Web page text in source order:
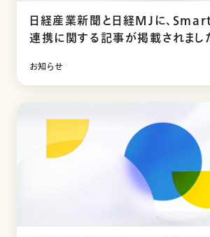
日経産業新聞と日経MJに、
連携に関する記事が掲載されまし
お知らせ